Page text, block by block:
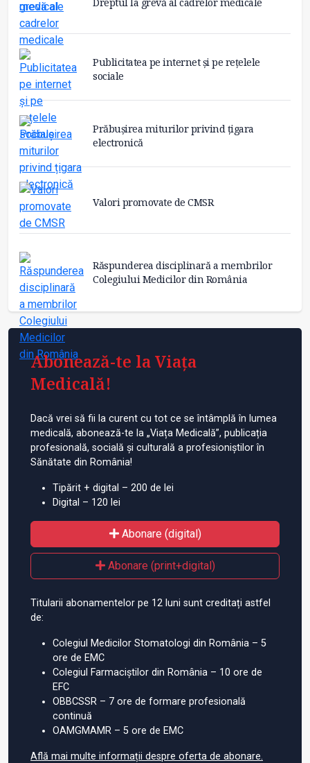
Publicitatea pe internet și pe rețelele
sociale
Prăbușirea miturilor privind țigara
electronică
Valori promovate de CMSR
Răspunderea disciplinară a membrilor
Colegiului Medicilor din România
Abonează-te la Viața
Medicală!
Dacă vrei să fii la curent cu tot ce se întâmplă în lumea
medicală, abonează-te la „Viața Medicală”, publicația
profesională, socială și culturală a profesioniștilor în
Sănătate din România!
Tipărit + digital – 200 de lei
Digital – 120 lei
Abonare (digital)
Abonare (print+digital)
Titularii abonamentelor pe 12 luni sunt creditați astfel
de:
Colegiul Medicilor Stomatologi din România – 5
ore de EMC
Colegiul Farmaciștilor din România – 10 ore de
EFC
OBBCSSR – 7 ore de formare profesională
continuă
OAMGMAMR – 5 ore de EMC
Află mai multe informații despre oferta de abonare.